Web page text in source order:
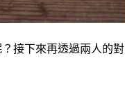
接下來再透過兩人的對